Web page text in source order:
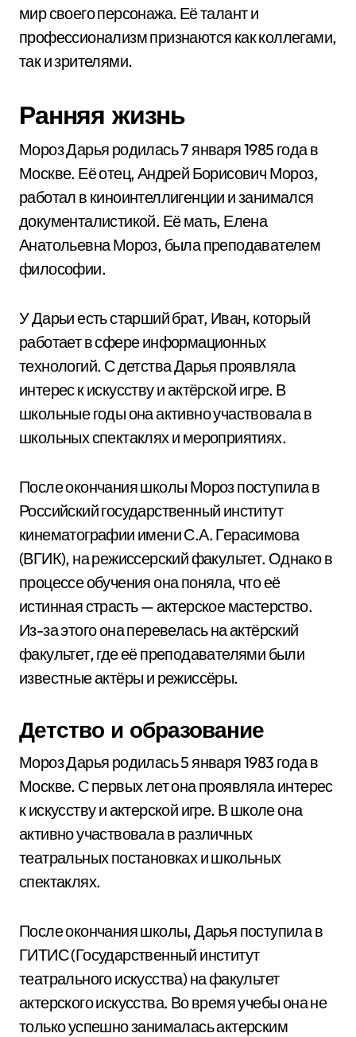
мир своего персонажа. Её талант и
профессионализм признаются как коллегами,
так и зрителями.
Ранняя жизнь
Мороз Дарья родилась 7 января 1985 года в
Москве. Её отец, Андрей Борисович Мороз,
работал в киноинтеллигенции и занимался
документалистикой. Её мать, Елена
Анатольевна Мороз, была преподавателем
философии.
У Дарьи есть старший брат, Иван, который
работает в сфере информационных
технологий. С детства Дарья проявляла
интерес к искусству и актёрской игре. В
школьные годы она активно участвовала в
школьных спектаклях и мероприятиях.
После окончания школы Мороз поступила в
Российский государственный институт
кинематографии имени С.А. Герасимова
(ВГИК), на режиссерский факультет. Однако в
процессе обучения она поняла, что её
истинная страсть — актерское мастерство.
Из-за этого она перевелась на актёрский
факультет, где её преподавателями были
известные актёры и режиссёры.
Детство и образование
Мороз Дарья родилась 5 января 1983 года в
Москве. С первых лет она проявляла интерес
к искусству и актерской игре. В школе она
активно участвовала в различных
театральных постановках и школьных
спектаклях.
После окончания школы, Дарья поступила в
ГИТИС (Государственный институт
театрального искусства) на факультет
актерского искусства. Во время учебы она не
только успешно занималась актерским